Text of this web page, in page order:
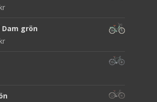
kr
grön
kr